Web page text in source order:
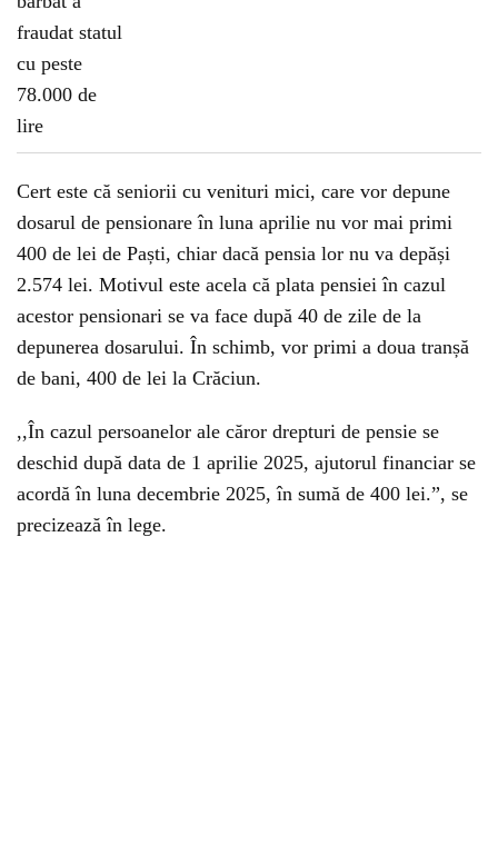
Cert este că seniorii cu venituri mici, care vor depune
dosarul de pensionare în luna aprilie nu vor mai primi
400 de lei de Paști, chiar dacă pensia lor nu va depăși
2.574 lei. Motivul este acela că plata pensiei în cazul
acestor pensionari se va face după 40 de zile de la
depunerea dosarului. În schimb, vor primi a doua tranșă
de bani, 400 de lei la Crăciun.
,,În cazul persoanelor ale căror drepturi de pensie se
deschid după data de 1 aprilie 2025, ajutorul financiar se
acordă în luna decembrie 2025, în sumă de 400 lei.”, se
precizează în lege.